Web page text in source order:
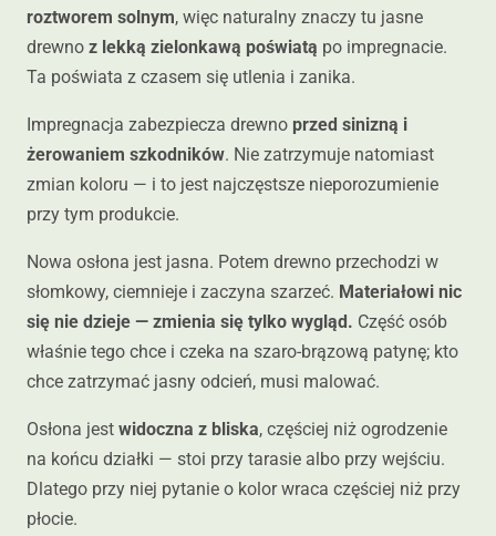
roztworem solnym, więc naturalny znaczy tu jasne
drewno z lekką zielonkawą poświatą po impregnacie.
Ta poświata z czasem się utlenia i zanika.
Impregnacja zabezpiecza drewno przed sinizną i
żerowaniem szkodników. Nie zatrzymuje natomiast
zmian koloru — i to jest najczęstsze nieporozumienie
przy tym produkcie.
Nowa osłona jest jasna. Potem drewno przechodzi w
słomkowy, ciemnieje i zaczyna szarzeć. Materiałowi nic
się nie dzieje — zmienia się tylko wygląd. Część osób
właśnie tego chce i czeka na szaro-brązową patynę; kto
chce zatrzymać jasny odcień, musi malować.
Osłona jest widoczna z bliska, częściej niż ogrodzenie
na końcu działki — stoi przy tarasie albo przy wejściu.
Dlatego przy niej pytanie o kolor wraca częściej niż przy
płocie.